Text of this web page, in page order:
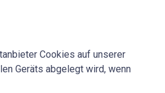
Cookies auf unserer
Geräts abgelegt wird, wenn